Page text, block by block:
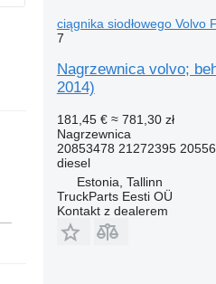
ciągnika siodłowego Volvo
7
Nagrzewnica volvo;
2014)
181,45 € ≈ 781,30 zł
Nagrzewnica
20853478 21272395
diesel
Estonia, Tallinn
TruckParts Eesti OÜ
Kontakt z dealerem